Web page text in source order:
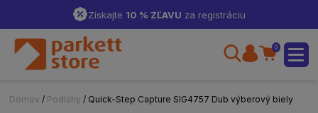
Získajte 10 % ZĽAVU za registráciu
0
Domov / Podlahy / Quick-Step Capture SIG4757 Dub výberový biely